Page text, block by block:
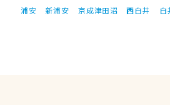
浦安 新浦安 京成津田沼 西白井 白